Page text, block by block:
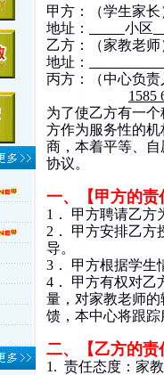
甲方：（学生家
地址：
小区
乙方：（家教老
地址：
丙方：（中心负
1585
为了使乙方有一
方作为服务性的
商，本着平等、
协议。
一、【甲方的
1． 甲方聘请乙
2． 甲方安排乙方
导。
3． 甲方根据学生
4． 甲方有权对乙
量，对家教老师
馈，本中心将跟
二、【乙方的
1. 责任态度：家